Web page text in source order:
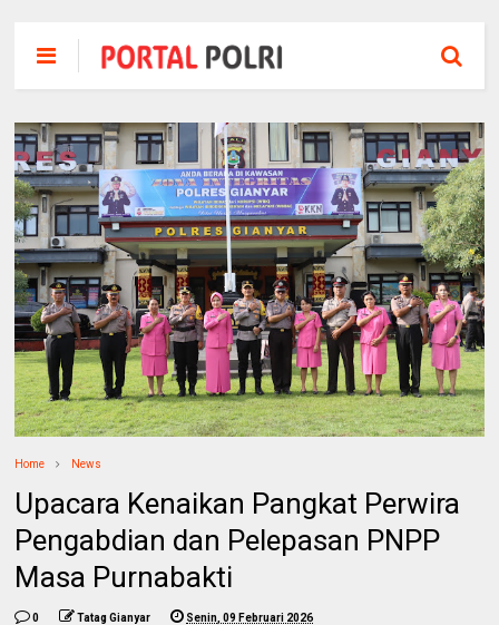
Home News
Upacara Kenaikan Pangkat Perwira
Pengabdian dan Pelepasan PNPP
Masa Purnabakti
0 Tatag Gianyar Senin, 09 Februari 2026